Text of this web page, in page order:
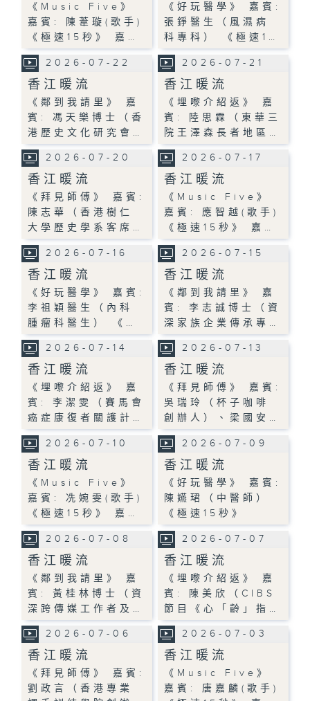
《Music Five》
嘉賓: 陳葦璇(歌手)
《極速15秒》 嘉…
《好玩醫學》 嘉賓:
張錚醫生（風濕病
科專科） 《極速1…
2026-07-22
香江暖流
《鄰到我請里》 嘉
賓: 馮天樂博士（香
港歷史文化研究會…
2026-07-21
香江暖流
《埋嚟介紹返》 嘉
賓: 陸思霖（東華三
院王澤森長者地區…
2026-07-20
香江暖流
《拜見師傅》 嘉賓:
陳志華（香港樹仁
大學歷史學系客席…
2026-07-17
香江暖流
《Music Five》
嘉賓: 應智越(歌手)
《極速15秒》 嘉…
2026-07-16
香江暖流
《好玩醫學》 嘉賓:
李祖穎醫生（內科
腫瘤科醫生） 《…
2026-07-15
香江暖流
《鄰到我請里》 嘉
賓: 李志誠博士（資
深家族企業傳承專…
2026-07-14
香江暖流
《埋嚟介紹返》 嘉
賓: 李潔雯（賽馬會
癌症康復者關護計…
2026-07-13
香江暖流
《拜見師傅》 嘉賓:
吳瑞玲（杯子咖啡
創辦人）、梁國安…
2026-07-10
香江暖流
《Music Five》
嘉賓: 冼婉雯(歌手)
《極速15秒》 嘉…
2026-07-09
香江暖流
《好玩醫學》 嘉賓:
陳嬿珺（中醫師）
《極速15秒》
2026-07-08
香江暖流
《鄰到我請里》 嘉
賓: 黃桂林博士（資
深跨傳媒工作者及…
2026-07-07
香江暖流
《埋嚟介紹返》 嘉
賓: 陳美欣（CIBS
節目《心「齡」指…
2026-07-06
香江暖流
《拜見師傅》 嘉賓:
劉政言（香港專業
2026-07-03
香江暖流
《Music Five》
嘉賓: 唐嘉麟(歌手)